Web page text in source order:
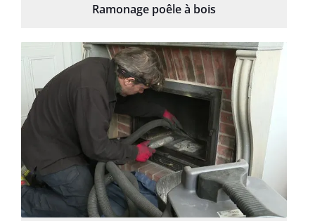
Ramonage poêle à bois